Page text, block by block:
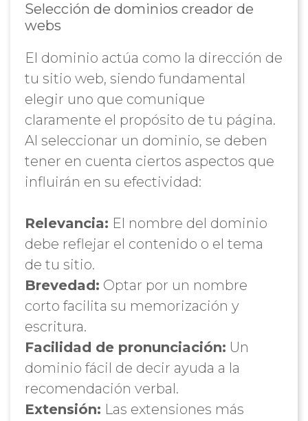
Selección de dominios creador de
webs
El dominio actúa como la dirección de
tu sitio web, siendo fundamental
elegir uno que comunique
claramente el propósito de tu página.
Al seleccionar un dominio, se deben
tener en cuenta ciertos aspectos que
influirán en su efectividad:
Relevancia: El nombre del dominio
debe reflejar el contenido o el tema
de tu sitio.
Brevedad: Optar por un nombre
corto facilita su memorización y
escritura.
Facilidad de pronunciación: Un
dominio fácil de decir ayuda a la
recomendación verbal.
Extensión: Las extensiones más